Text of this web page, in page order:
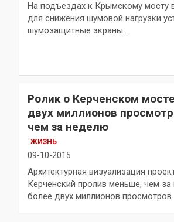
На подъездах к Крымскому мосту
для снижения шумовой нагрузки
шумозащитные экраны…
Ролик о Керченском
двух миллионов
чем за неделю
ЖИЗНЬ
09-10-2015
Архитектурная визуализация
Керченский пролив меньше, чем
более двух миллионов